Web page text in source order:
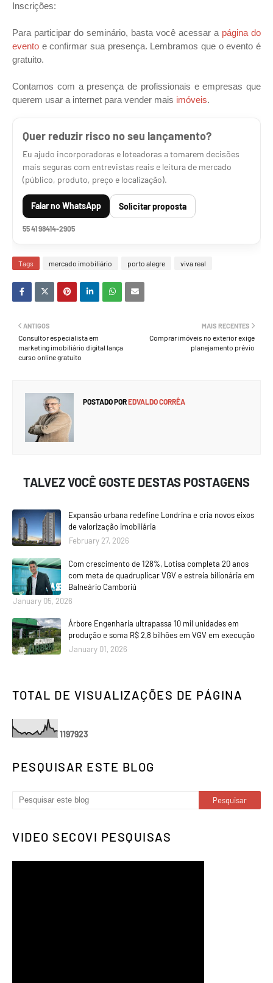
Inscrições:
Para participar do seminário, basta você acessar a página do
evento e confirmar sua presença. Lembramos que o evento é
gratuito.
Contamos com a presença de profissionais e empresas que
querem usar a internet para vender mais imóveis.
Quer reduzir risco no seu lançamento?
Eu ajudo incorporadoras e loteadoras a tomarem decisões
mais seguras com entrevistas reais e leitura de mercado
(público, produto, preço e localização).
Falar no WhatsApp Solicitar proposta
55 41 98414-2905
Tags mercado imobiliário porto alegre viva real
MAIS RECENTES
Comprar imóveis no exterior exige
planejamento prévio
ANTIGOS
Consultor especialista em
marketing imobiliário digital lança
curso online gratuito
POSTADO POREDVALDO CORRÊA
TALVEZ VOCÊ GOSTE DESTAS POSTAGENS
Expansão urbana redefine Londrina e cria novos eixos
de valorização imobiliária
February 27, 2026
Com crescimento de 128%, Lotisa completa 20 anos
com meta de quadruplicar VGV e estreia bilionária em
Balneário Camboriú
January 05, 2026
Árbore Engenharia ultrapassa 10 mil unidades em
produção e soma R$ 2,8 bilhões em VGV em execução
January 01, 2026
TOTAL DE VISUALIZAÇÕES DE PÁGINA
1197923
PESQUISAR ESTE BLOG
VIDEO SECOVI PESQUISAS